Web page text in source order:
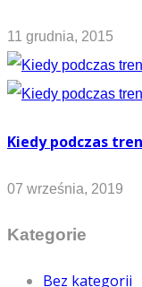
11 grudnia, 2015
Kiedy podczas
07 września, 2019
Kategorie
Bez kategorii